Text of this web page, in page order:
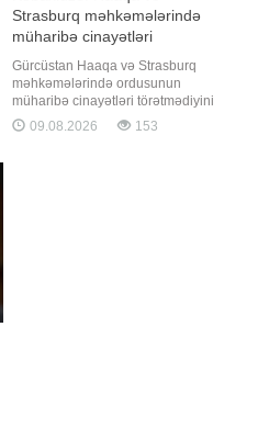
Strasburq məhkəmələrində
müharibə cinayətləri
törətmədiyimizi sübut etdik
Gürcüstan Haaqa və Strasburq
məhkəmələrində ordusunun
müharibə cinayətləri törətmədiyini
sübut etdi. "Report"un Gürcüstan
bürosu xəbər verir ki, bu barədə
09.08.2026 153